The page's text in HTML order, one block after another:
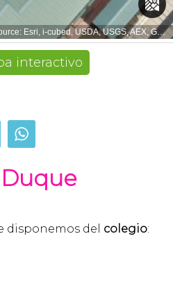
interactivo
disponemos del colegio: